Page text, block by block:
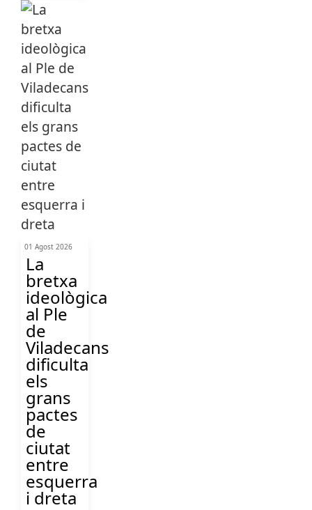
01 Agost 2026
La
bretxa
ideològica
al Ple
de
Viladecans
dificulta
els
grans
pactes
de
ciutat
entre
esquerra
i dreta